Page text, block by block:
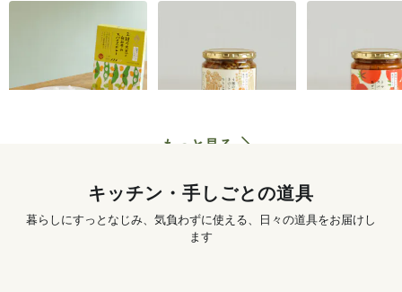
坂ノ途中オリジナル
2種の大豆と白みその
スパイスカレー 180g
620円〜
らし寿司 250g
1,250
ぜごはん 250g
もっと見る
キッチン・手しごとの道具
暮らしにすっとなじみ、気負わずに使える、日々の道具をお届けし
ます